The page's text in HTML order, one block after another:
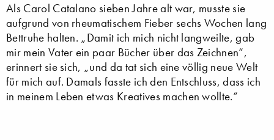
Als Carol Catalano sieben Jahre alt war, musste sie
aufgrund von rheumatischem Fieber sechs Wochen lang
Bettruhe halten. „Damit ich mich nicht langweilte, gab
mir mein Vater ein paar Bücher über das Zeichnen“,
erinnert sie sich, „und da tat sich eine völlig neue Welt
für mich auf. Damals fasste ich den Entschluss, dass ich
in meinem Leben etwas Kreatives machen wollte.“